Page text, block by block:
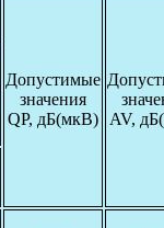
Допустимые
значения
QP, дБ(мкВ)
AV,